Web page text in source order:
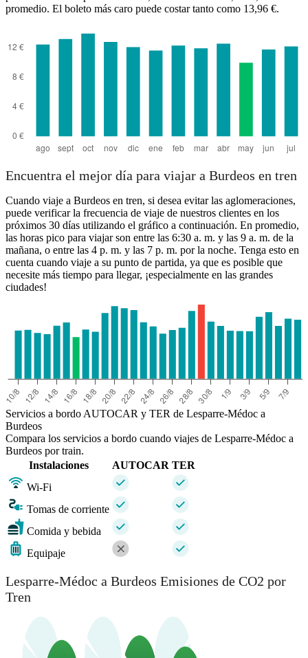
promedio. El boleto más caro puede costar tanto como 13,96 €.
Encuentra el mejor día para viajar a Burdeos en tren
Cuando viaje a Burdeos en tren, si desea evitar las aglomeraciones,
puede verificar la frecuencia de viaje de nuestros clientes en los
próximos 30 días utilizando el gráfico a continuación. En promedio,
las horas pico para viajar son entre las 6:30 a. m. y las 9 a. m. de la
mañana, o entre las 4 p. m. y las 7 p. m. por la noche. Tenga esto en
cuenta cuando viaje a su punto de partida, ya que es posible que
necesite más tiempo para llegar, ¡especialmente en las grandes
ciudades!
Servicios a bordo AUTOCAR y TER de Lesparre-Médoc a
Burdeos
Compara los servicios a bordo cuando viajes de Lesparre-Médoc a
Burdeos por train.
Instalaciones
AUTOCAR TER
Wi-Fi
Tomas de corriente
Comida y bebida
Equipaje
Lesparre-Médoc a Burdeos Emisiones de CO2 por
Tren